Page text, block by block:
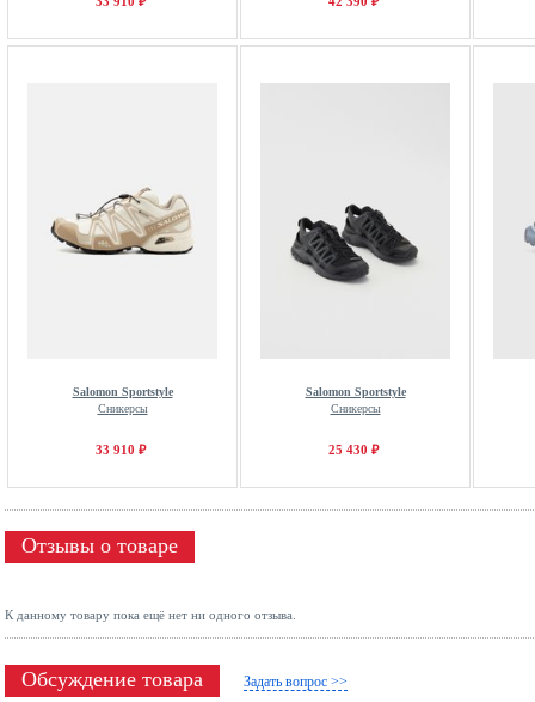
Salomon Sportstyle
Сникерсы
33 910 ₽
Salomon Sportstyle
Сникерсы
25 430 ₽
Отзывы о товаре
К данному товару пока ещё нет ни одного отзыва.
Обсуждение товара Задать вопрос >>